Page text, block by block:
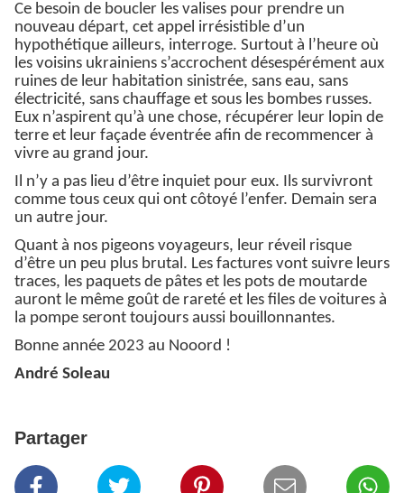
Ce besoin de boucler les valises pour prendre un
nouveau départ, cet appel irrésistible d’un
hypothétique ailleurs, interroge. Surtout à l’heure où
les voisins ukrainiens s’accrochent désespérément aux
ruines de leur habitation sinistrée, sans eau, sans
électricité, sans chauffage et sous les bombes russes.
Eux n’aspirent qu’à une chose, récupérer leur lopin de
terre et leur façade éventrée afin de recommencer à
vivre au grand jour.
Il n’y a pas lieu d’être inquiet pour eux. Ils survivront
comme tous ceux qui ont côtoyé l’enfer. Demain sera
un autre jour.
Quant à nos pigeons voyageurs, leur réveil risque
d’être un peu plus brutal. Les factures vont suivre leurs
traces, les paquets de pâtes et les pots de moutarde
auront le même goût de rareté et les files de voitures à
la pompe seront toujours aussi bouillonnantes.
Bonne année 2023 au Nooord !
André Soleau
Partager